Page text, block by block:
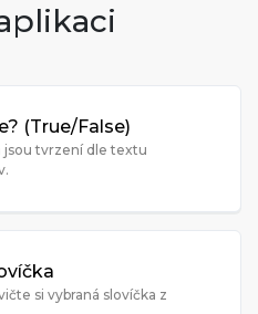
(True/False)
jsou tvrzení dle textu
si vybraná slovíčka z